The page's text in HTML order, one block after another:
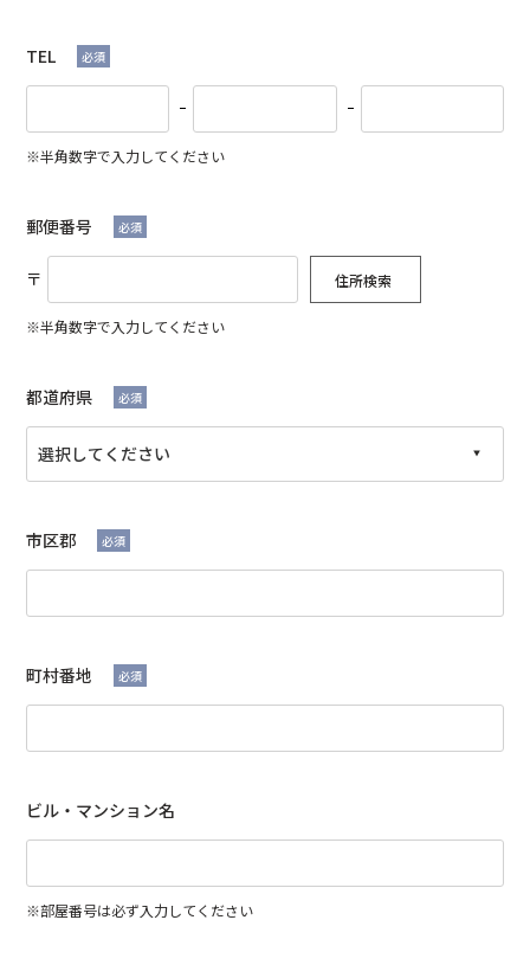
TEL 必須
※半角数字で入力してください
郵便番号 必須
〒 住所検索
※半角数字で入力してください
都道府県 必須
市区郡 必須
町村番地 必須
ビル・マンション名
※部屋番号は必ず入力してください